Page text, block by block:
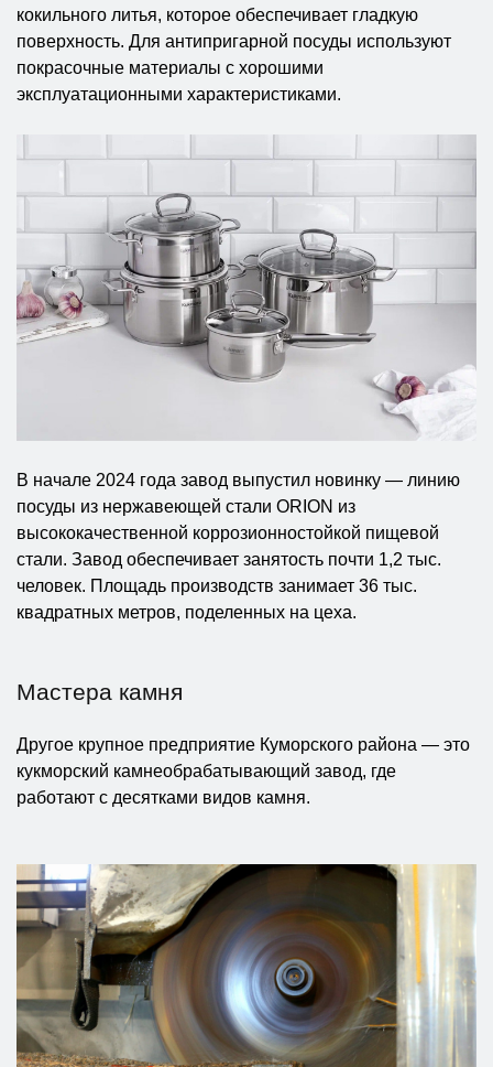
кокильного литья, которое обеспечивает гладкую
поверхность. Для антипригарной посуды используют
покрасочные материалы с хорошими
эксплуатационными характеристиками.
В начале 2024 года завод выпустил новинку — линию
посуды из нержавеющей стали ORION из
высококачественной коррозионностойкой пищевой
стали. Завод обеспечивает занятость почти 1,2 тыс.
человек. Площадь производств занимает 36 тыс.
квадратных метров, поделенных на цеха.
Мастера камня
Другое крупное предприятие Куморского района — это
кукморский камнеобрабатывающий завод, где
работают с десятками видов камня.